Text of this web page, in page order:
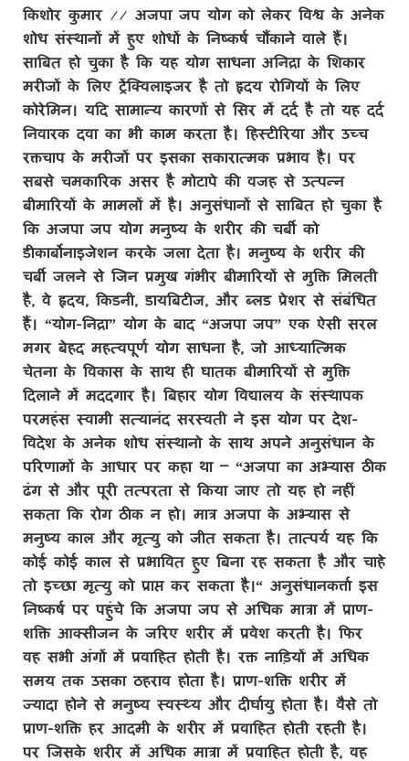
किशोर कुमार// अजपा जप योग को लेकर विश्व के अनेक
शोध संस्थानों में हुए शोधों के निष्कर्ष चौंकाने वाले हैं।
साबित हो चुका है कि यह योग साधना अनिद्रा के शिकार
मरीजों के लिए ट्रेंक्विलाइजर है तो हृदय रोगियों के लिए
कोरेमिन। यदि सामान्य कारणों से सिर में दर्द है तो यह दर्द
निवारक दवा का भी काम करता है। हिस्टीरिया और उच्च
रक्तचाप के मरीजों पर इसका सकारात्मक प्रभाव है। पर
सबसे चमकारिक असर है मोटापे की वजह से उत्पन्न
बीमारियों के मामलों में है। अनुसंधानों से साबित हो चुका है
कि अजपा जप योग मनुष्य के शरीर की चर्बी को
डीकार्बोनाइजेशन करके जला देता है। मनुष्य के शरीर की
चर्बी जलने से जिन प्रमुख गंभीर बीमारियों से मुक्ति मिलती
है, वे हृदय, किडनी, डायबिटीज, और ब्लड प्रेशर से संबंधित
हैं। “योग-निद्रा” योग के बाद “अजपा जप” एक ऐसी सरल
मगर बेहद महत्वपूर्ण योग साधना है, जो आध्यात्मिक
चेतना के विकास के साथ ही घातक बीमारियों से मुक्ति
दिलाने में मददगार है। बिहार योग विद्यालय के संस्थापक
परमहंस स्वामी सत्यानंद सरस्वती ने इस योग पर देश-
विदेश के अनेक शोध संस्थानो के साथ अपने अनुसंधान के
परिणामों के आधार पर कहा था – “अजपा का अभ्यास ठीक
ढंग से और पूरी तत्परता से किया जाए तो यह हो नहीं
सकता कि रोग ठीक न हो। मात्र अजपा के अभ्यास से
मनुष्य काल और मृत्यु को जीत सकता है। तात्पर्य यह कि
कोई कोई काल से प्रभावित हुए बिना रह सकता है और चाहे
तो इच्छा मृत्यु को प्राप्त कर सकता है।“ अनुसंधानकर्त्ता इस
निष्कर्ष पर पहुंचे कि अजपा जप से अधिक मात्रा में प्राण-
शक्ति आक्सीजन के जरिए शरीर में प्रवेश करती है। फिर
वह सभी अंगों में प्रवाहित होती है। रक्त नाड़ियों में अधिक
समय तक उसका ठहराव होता है। प्राण-शक्ति शरीर में
ज्यादा होने से मनुष्य स्वस्थ्य और दीर्घायु होता है। वैसे तो
प्राण-शक्ति हर आदमी के शरीर में प्रवाहित होती रहती है।
पर जिसके शरीर में अधिक मात्रा में प्रवाहित होती है, वह